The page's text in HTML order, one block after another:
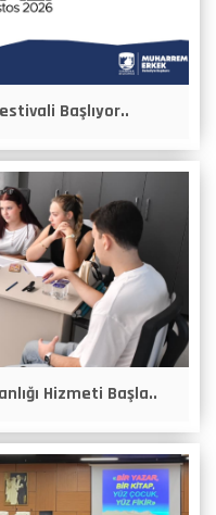
Başlıyor..
Hizmeti Başla..